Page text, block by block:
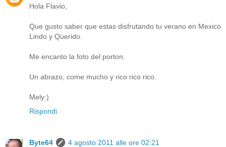
Hola Flavio,
Que gusto saber que estas disfrutando tu verano en Mexico
Lindo y Querido.
Me encanto la foto del porton.
Un abrazo, come mucho y rico rico rico.
Mely:)
Rispondi
Byte64
4 agosto 2011 alle ore 02:21